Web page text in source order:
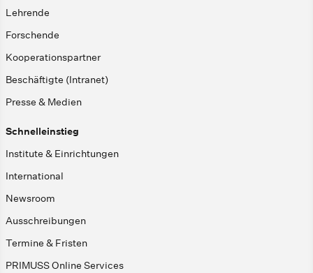
Lehrende
Forschende
Kooperationspartner
Beschäftigte (Intranet)
Presse & Medien
Schnelleinstieg
Institute & Einrichtungen
International
Newsroom
Ausschreibungen
Termine & Fristen
PRIMUSS Online Services